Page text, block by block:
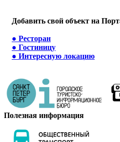
Добавить свой объект на
● Ресторан
● Гостиницу
● Интересную локацию
Полезная информация